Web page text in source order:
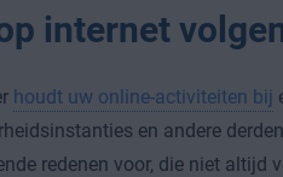
internet
houdt uw online-activiteiten bij
en andere
redenen voor, die niet altijd